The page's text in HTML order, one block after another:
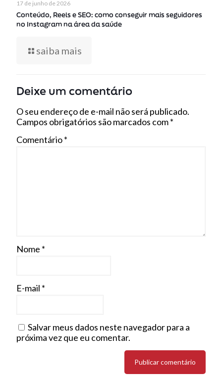
17 de junho de 2026
Conteúdo, Reels e SEO: como conseguir mais seguidores
no Instagram na área da saúde
saiba mais
Deixe um comentário
O seu endereço de e-mail não será publicado.
Campos obrigatórios são marcados com*
Comentário*
Nome *
E-mail *
Salvar meus dados neste navegador para a
próxima vez que eu comentar.